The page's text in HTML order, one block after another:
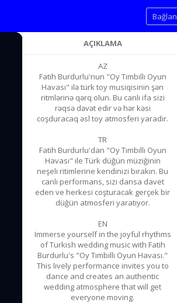
Bağlan
AÇIKLAMA
AZ
Fatih Burdurlu'nun "Oy Tımbıllı Oyun
Havası" ilə türk toy musiqisinin şən
ritmlərinə qərq olun. Bu canlı ifa sizi
rəqsə dəvət edir və hər kəsi
coşduracaq əsl toy atmosferi yaradır.
TR
Fatih Burdurlu'dan "Oy Tımbıllı Oyun
Havası" ile Türk düğün müziğinin
neşeli ritimlerine kendinizi bırakın. Bu
canlı performans, sizi dansa davet
eden ve herkesi coşturacak gerçek bir
düğün atmosferi yaratıyor.
EN
Immerse yourself in the joyful rhythms
of Turkish wedding music with Fatih
Burdurlu's "Oy Tımbıllı Oyun Havası."
This lively performance invites you to
dance and creates an authentic
wedding atmosphere that will get
everyone moving.